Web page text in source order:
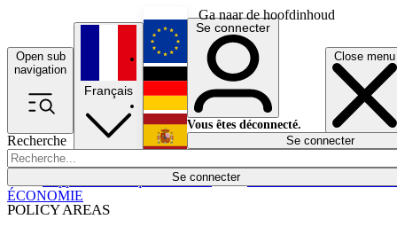
Ga naar de hoofdinhoud
Open sub
navigation
Close menu
Recherche
Se connecter
POLICY AREAS
Économie
Français
English
Deutsch
Español
Se connecter
Vous êtes déconnecté.
Se connecter
ÉCONOMIE